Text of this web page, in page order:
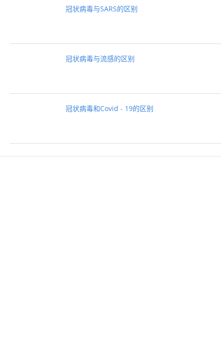
冠状病毒与SARS的区别
冠状病毒与流感的区别
冠状病毒和Covid - 19的区别